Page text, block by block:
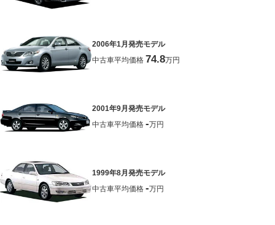
2006年1月発売モデル
中古車平均価格 74.8万円
2001年9月発売モデル
中古車平均価格 -万円
1999年8月発売モデル
中古車平均価格 -万円